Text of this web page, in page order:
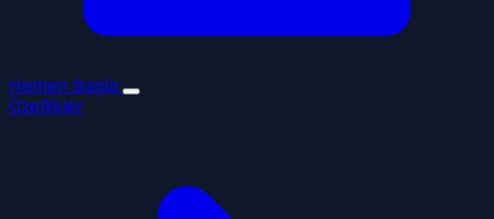
Hemen Başla
Özellikler